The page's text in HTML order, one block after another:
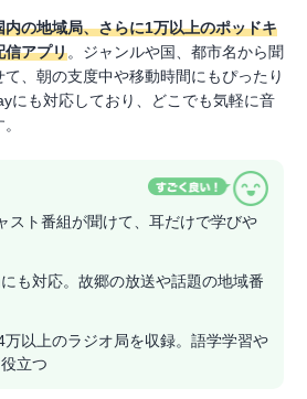
の地域局、さらに1万以上のポッドキ
信アプリ。ジャンルや国、都市名から聞
、朝の支度中や移動時間にもぴったり
にも対応しており、どこでも気軽に音
スト番組が聞けて、耳だけで学びや
も対応。故郷の放送や話題の地域番
以上のラジオ局を収録。語学学習や
立つ